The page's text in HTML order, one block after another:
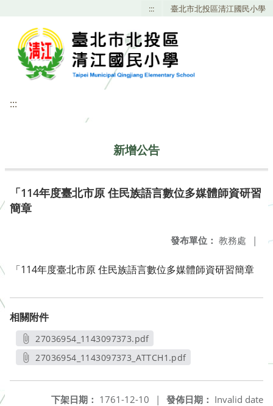
::: 臺北市北投區清江國民小學
:::
新增公告
「114年度臺北市原 住民族語言數位多媒體師資研習
簡章
發布單位： 教務處 |
「114年度臺北市原 住民族語言數位多媒體師資研習簡章
相關附件
27036954_1143097373.pdf
另開新視窗
27036954_1143097373_ATTCH1.pdf
發佈日期： Invalid date
下架日期： 1761-12-10
|